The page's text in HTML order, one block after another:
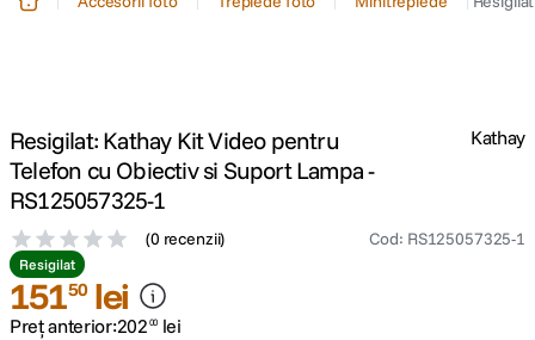
3 trepied telefon
4. peak design
5.
6. lavaliera
Resigilat: Kathay Kit Video pentru
Telefon cu Obiectiv si Suport Lampa -
RS125057325-1
(0 recenzii) Cod: RS125057325-1
Kathay
Resigilat
15150 lei
Preț anterior:202 00 lei